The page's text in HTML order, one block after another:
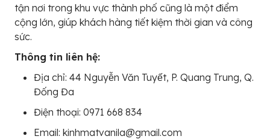
tận nơi trong khu vực thành phố cũng là một điểm
cộng lớn, giúp khách hàng tiết kiệm thời gian và công
sức.
Thông tin liên hệ:
Địa chỉ: 44 Nguyễn Văn Tuyết, P. Quang Trung, Q.
Đống Đa
Điện thoại: 0971 668 834
Email: kinhmatvanila@gmail.com